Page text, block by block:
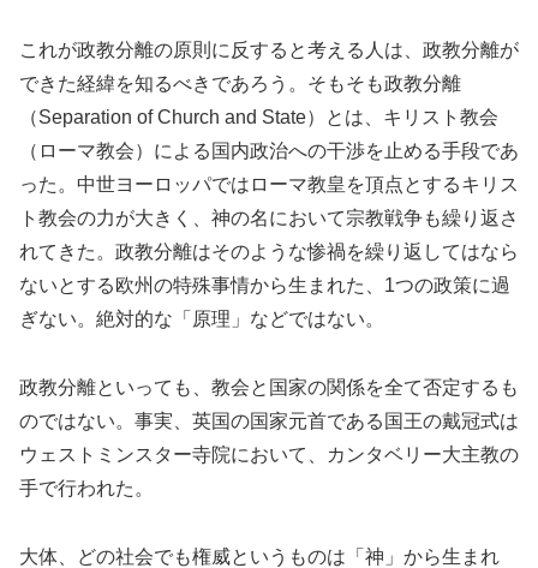
これが政教分離の原則に反すると考える人は、政教分離が
できた経緯を知るべきであろう。そもそも政教分離
（Separation of Church and State）とは、キリスト教会
（ローマ教会）による国内政治への干渉を止める手段であ
った。中世ヨーロッパではローマ教皇を頂点とするキリス
ト教会の力が大きく、神の名において宗教戦争も繰り返さ
れてきた。政教分離はそのような惨禍を繰り返してはなら
ないとする欧州の特殊事情から生まれた、1つの政策に過
ぎない。絶対的な「原理」などではない。
政教分離といっても、教会と国家の関係を全て否定するも
のではない。事実、英国の国家元首である国王の戴冠式は
ウェストミンスター寺院において、カンタベリー大主教の
手で行われた。
大体、どの社会でも権威というものは「神」から生まれ